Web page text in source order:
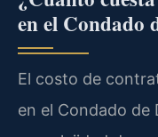
en el Condado
El costo de
en el Condado de